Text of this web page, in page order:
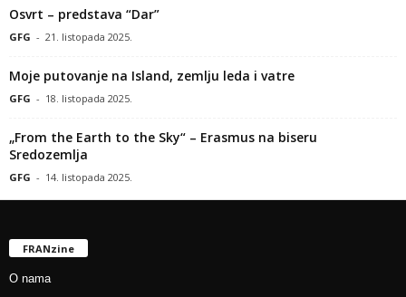
Osvrt – predstava “Dar”
GFG - 21. listopada 2025.
Moje putovanje na Island, zemlju leda i vatre
GFG - 18. listopada 2025.
„From the Earth to the Sky“ – Erasmus na biseru
Sredozemlja
GFG - 14. listopada 2025.
FRANzine
O nama